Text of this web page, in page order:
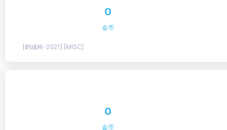
0
金币
[鹤城杯-2021] [MISC]
0
金币